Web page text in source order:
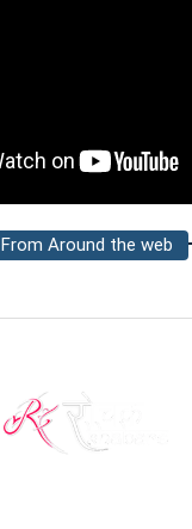
From Around the web